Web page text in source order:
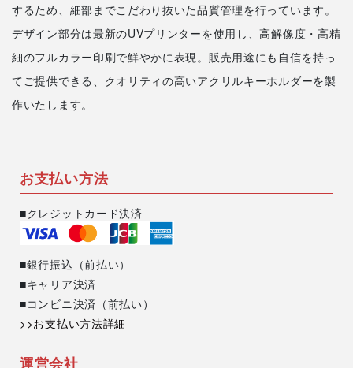
するため、細部までこだわり抜いた品質管理を行っています。
デザイン部分は最新のUVプリンターを使用し、高解像度・高精
細のフルカラー印刷で鮮やかに表現。販売用途にも自信を持っ
てご提供できる、クオリティの高いアクリルキーホルダーを製
作いたします。
お支払い方法
■クレジットカード決済
■銀行振込（前払い）
■キャリア決済
■コンビニ決済（前払い）
>>お支払い方法詳細
運営会社